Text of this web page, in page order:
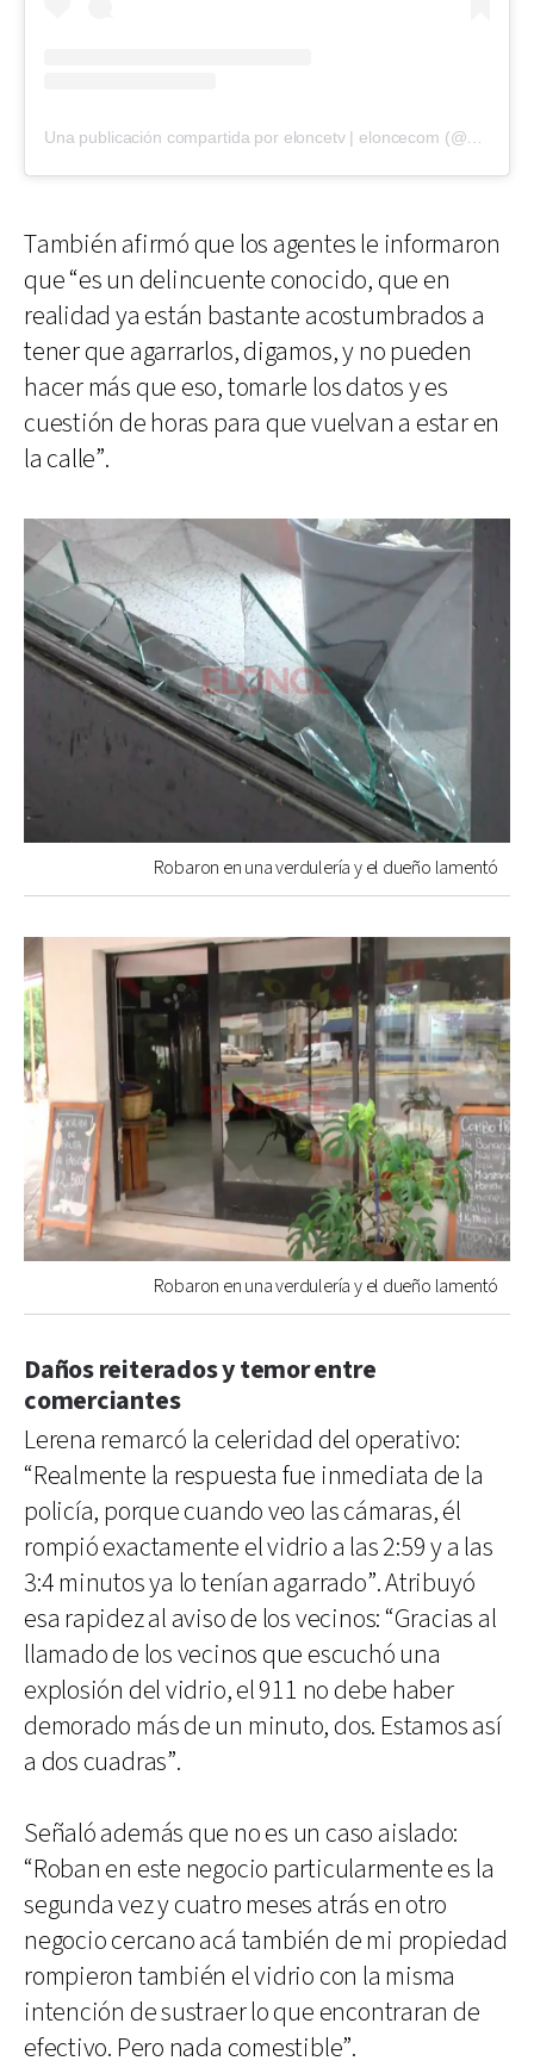
También afirmó que los agentes le informaron
que “es un delincuente conocido, que en
realidad ya están bastante acostumbrados a
tener que agarrarlos, digamos, y no pueden
hacer más que eso, tomarle los datos y es
cuestión de horas para que vuelvan a estar en
la calle”.
Robaron en una verdulería y el dueño lamentó
Robaron en una verdulería y el dueño lamentó
Daños reiterados y temor entre
comerciantes
Lerena remarcó la celeridad del operativo:
“Realmente la respuesta fue inmediata de la
policía, porque cuando veo las cámaras, él
rompió exactamente el vidrio a las 2:59 y a las
3:4 minutos ya lo tenían agarrado”. Atribuyó
esa rapidez al aviso de los vecinos: “Gracias al
llamado de los vecinos que escuchó una
explosión del vidrio, el 911 no debe haber
demorado más de un minuto, dos. Estamos así
a dos cuadras”.
Señaló además que no es un caso aislado:
“Roban en este negocio particularmente es la
segunda vez y cuatro meses atrás en otro
negocio cercano acá también de mi propiedad
rompieron también el vidrio con la misma
intención de sustraer lo que encontraran de
efectivo. Pero nada comestible”.